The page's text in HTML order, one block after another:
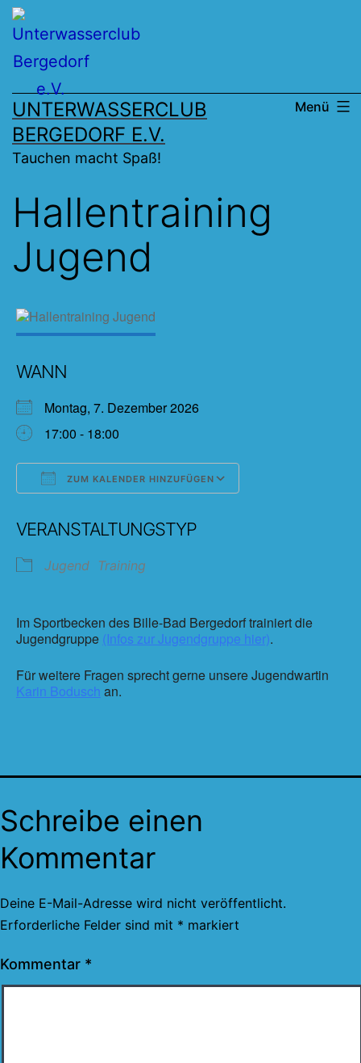
Zum
Inhalt
springen
UNTERWASSERCLUB
BERGEDORF E.V.
Tauchen macht Spaß!
Menü
Hallentraining
Jugend
WANN
Montag, 7. Dezember 2026
17:00 - 18:00
ZUM KALENDER HINZUFÜGEN
VERANSTALTUNGSTYP
Jugend Training
Im Sportbecken des Bille-Bad Bergedorf trainiert die
Jugendgruppe (Infos zur Jugendgruppe hier).
Für weitere Fragen sprecht gerne unsere Jugendwartin
Karin Bodusch an.
Schreibe einen
Kommentar
Deine E-Mail-Adresse wird nicht veröffentlicht.
Erforderliche Felder sind mit * markiert
Kommentar *